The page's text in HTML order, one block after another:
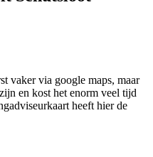
vaker via google maps, maar
en kost het enorm veel tijd
heeft hier de